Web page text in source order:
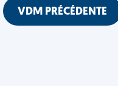
VDM PRÉCÉDENTE